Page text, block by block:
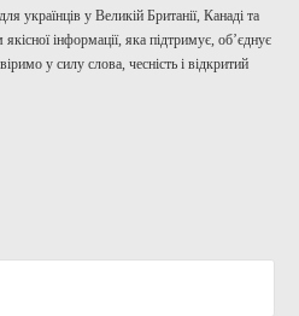
українців у Великій Британії, Канаді та
інформації, яка підтримує, об’єднує
у силу слова, чесність і відкритий